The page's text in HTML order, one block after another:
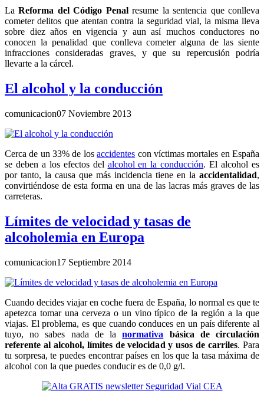
LaReforma del Código Penalresume la sentencia que conlleva
cometer delitos que atentan contra la seguridad vial, la misma lleva
sobre diez años en vigencia y aun así muchos conductores no
conocen la penalidad que conlleva cometer alguna de las siente
infracciones consideradas graves, y que su repercusión podría
llevarte a la cárcel.
El alcohol y la conducción
comunicacion07 Noviembre 2013
Cerca de un 33% de losaccidentes con víctimas mortales en España
se deben a los efectos del alcohol en la conducción. El alcohol es
por tanto, la causa que más incidencia tiene en la accidentalidad,
convirtiéndose de esta forma en una de las lacras más graves de las
carreteras.
Límites de velocidad y tasas de
alcoholemia en Europa
comunicacion17 Septiembre 2014
Cuando decides viajar en coche fuera de España, lo normal es que te
apetezca tomar una cerveza o un vino típico de la región a la que
viajas. El problema, es que cuando conduces en un país diferente al
tuyo, no sabes nada de lanormativa básica de circulación
referente al alcohol, límites de velocidad y usos de carriles. Para
tu sorpresa, te puedes encontrar países en los que la tasa máxima de
alcohol con la que puedes conducir es de 0,0 g/l.